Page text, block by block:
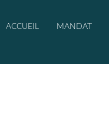
ACCUEIL MANDAT